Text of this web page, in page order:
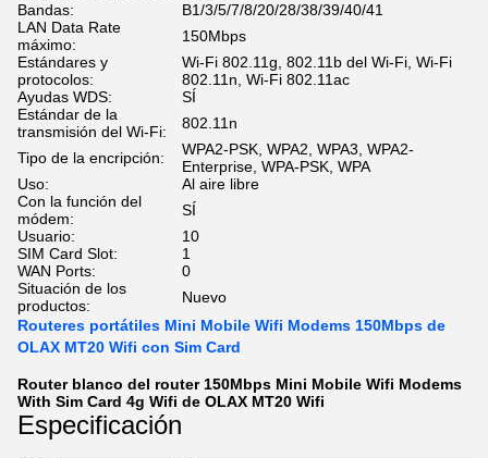
Bandas:
B1/3/5/7/8/20/28/38/39/40/41
LAN Data Rate
máximo:
150Mbps
Estándares y
protocolos:
Wi-Fi 802.11g, 802.11b del Wi-Fi, Wi-Fi
802.11n, Wi-Fi 802.11ac
Ayudas WDS:
SÍ
Estándar de la
transmisión del Wi-Fi:
802.11n
Tipo de la encripción:
WPA2-PSK, WPA2, WPA3, WPA2-
Enterprise, WPA-PSK, WPA
Uso:
Al aire libre
Con la función del
módem:
SÍ
Usuario:
10
SIM Card Slot:
1
WAN Ports:
0
Situación de los
productos:
Nuevo
Routeres portátiles Mini Mobile Wifi Modems 150Mbps de
OLAX MT20 Wifi con Sim Card
Router blanco del router 150Mbps Mini Mobile Wifi Modems
With Sim Card 4g Wifi de OLAX MT20 Wifi
Especificación